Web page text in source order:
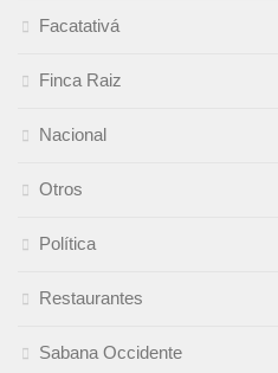
Facatativá
Finca Raiz
Nacional
Otros
Política
Restaurantes
Sabana Occidente